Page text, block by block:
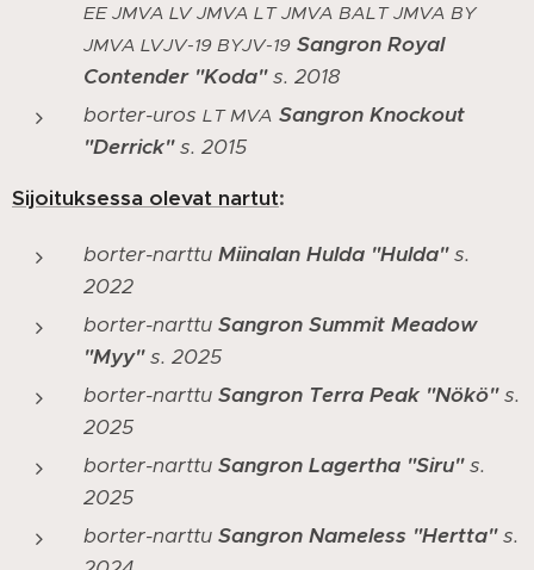
EE JMVA LV JMVA LT JMVA BALT JMVA BY
JMVA LVJV-19 BYJV-19 Sangron Royal
Contender "Koda"s. 2018
borter-uros LT MVA Sangron Knockout
"Derrick"s. 2015
Sijoituksessa olevat nartut:
borter-narttu Miinalan Hulda "Hulda"s.
2022
borter-narttu Sangron Summit Meadow
"Myy"s. 2025
borter-narttu Sangron Terra Peak "Nökö"s.
2025
borter-narttu Sangron Lagertha "Siru"s.
2025
borter-narttu Sangron Nameless "Hertta"s.